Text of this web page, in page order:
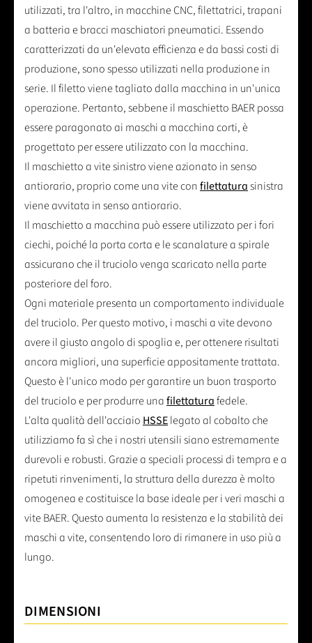
utilizzati, tra l'altro, in macchine CNC, filettatrici, trapani
a batteria e bracci maschiatori pneumatici. Essendo
caratterizzati da un'elevata efficienza e da bassi costi di
produzione, sono spesso utilizzati nella produzione in
serie. Il filetto viene tagliato dalla macchina in un'unica
operazione. Pertanto, sebbene il maschietto BAER possa
essere paragonato ai maschi a macchina corti, è
progettato per essere utilizzato con la macchina.
Il maschietto a vite sinistro viene azionato in senso
antiorario, proprio come una vite confilettaturasinistra
viene avvitata in senso antiorario.
Il maschietto a macchina può essere utilizzato per i fori
ciechi, poiché la porta corta e le scanalature a spirale
assicurano che il truciolo venga scaricato nella parte
posteriore del foro.
Ogni materiale presenta un comportamento individuale
del truciolo. Per questo motivo, i maschi a vite devono
avere il giusto angolo di spoglia e, per ottenere risultati
ancora migliori, una superficie appositamente trattata.
Questo è l'unico modo per garantire un buon trasporto
del truciolo e per produrre unafilettaturafedele.
L'alta qualità dell'acciaioHSSElegato al cobalto che
utilizziamo fa sì che i nostri utensili siano estremamente
durevoli e robusti. Grazie a speciali processi di tempra e a
ripetuti rinvenimenti, la struttura della durezza è molto
omogenea e costituisce la base ideale per i veri maschi a
vite BAER. Questo aumenta la resistenza e la stabilità dei
maschi a vite, consentendo loro di rimanere in uso più a
lungo.
DIMENSIONI